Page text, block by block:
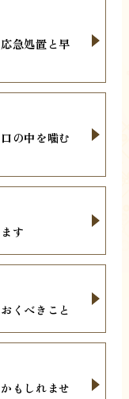
急処置と早
の中を噛む
す
くべきこと
もしれませ